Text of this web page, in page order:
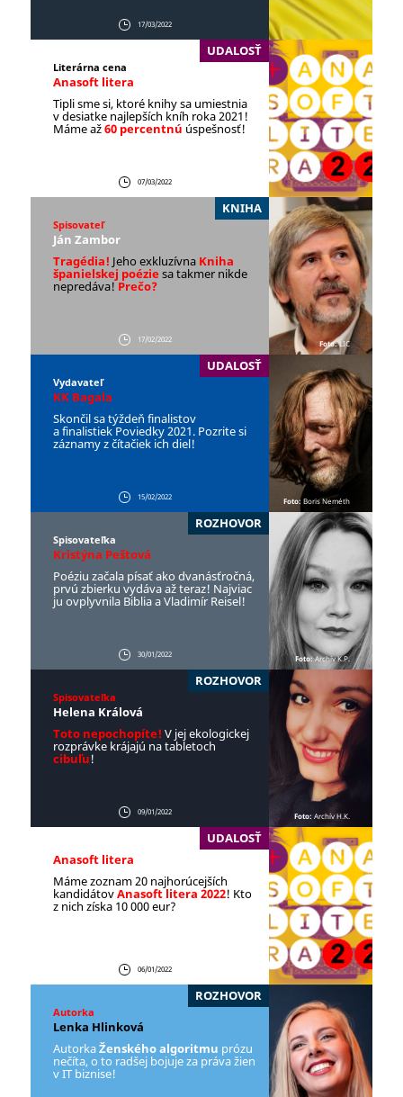
17/03/2022
UDALOSŤ
Literárna cena
Anasoft litera
Tipli sme si, ktoré knihy sa umiestnia
v desiatke najlepších kníh roka 2021!
Máme až60 percentnú úspešnosť!
07/03/2022
KNIHA
Spisovateľ
Ján Zambor
Tragédia! Jeho exkluzívna Kniha
španielskej poézie sa takmer nikde
nepredáva!Prečo?
17/02/2022 Foto:LIC
UDALOSŤ
Vydavateľ
KK Bagala
Skončil sa týždeň finalistov
a finalistiek Poviedky 2021. Pozrite si
záznamy z čítačiek ich diel!
15/02/2022 Foto:Boris Neméth
ROZHOVOR
Spisovateľka
Kristýna Peštová
Poéziu začala písať ako dvanásťročná,
prvú zbierku vydáva až teraz! Najviac
ju ovplyvnila Biblia a Vladimír Reisel!
30/01/2022 Foto:Archív K.P.
ROZHOVOR
Spisovateľka
Helena Králová
Toto nepochopíte! V jej ekologickej
rozprávke krájajú na tabletoch
cibuľu!
09/01/2022 Foto: Archív H.K.
UDALOSŤ
Anasoft litera
Máme zoznam 20 najhorúcejších
kandidátovAnasoft litera 2022! Kto
z nich získa 10 000 eur?
06/01/2022
ROZHOVOR
Autorka
Lenka Hlinková
AutorkaŽenského algoritmu prózu
nečíta, o to radšej bojuje za práva žien
v IT biznise!